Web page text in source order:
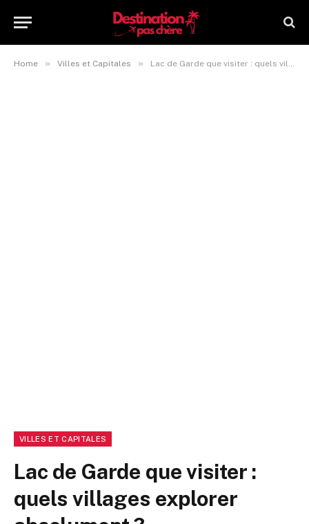
Home » Villes et Capitales » Lac de Garde que visiter : quels villages explorer absolument ?
VILLES ET CAPITALES
Lac de Garde que visiter :
quels villages explorer